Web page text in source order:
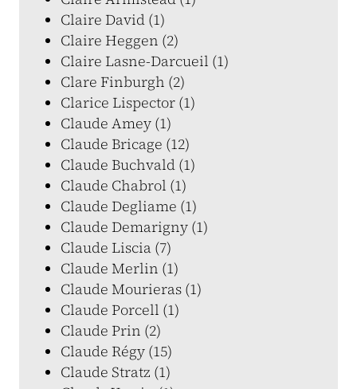
Claire David (1)
Claire Heggen (2)
Claire Lasne-Darcueil (1)
Clare Finburgh (2)
Clarice Lispector (1)
Claude Amey (1)
Claude Bricage (12)
Claude Buchvald (1)
Claude Chabrol (1)
Claude Degliame (1)
Claude Demarigny (1)
Claude Liscia (7)
Claude Merlin (1)
Claude Mourieras (1)
Claude Porcell (1)
Claude Prin (2)
Claude Régy (15)
Claude Stratz (1)